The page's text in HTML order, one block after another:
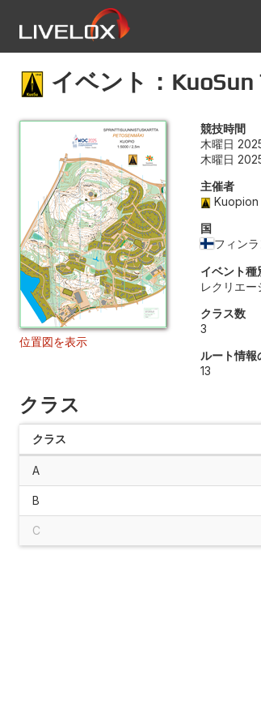
イベント：
位置図を表示
競技時間
木曜日
木曜日
主催者
Kuopion
国
フィン
イベント種
レクリエー
クラス数
3
ルート情報
13
クラス
クラス
A
B
C